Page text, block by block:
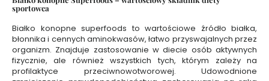
5
0
m
l
Ż
sportowca
Białko konopne superfoods to wartościowe źródło białka,
błonnika i cennych aminokwasów, łatwo przyswajalnych przez
organizm. Znajduje zastosowanie w diecie osób aktywnych
fizycznie, ale również wszystkich tych, którym zależy na
profilaktyce przeciwnowotworowej. Udowodnione